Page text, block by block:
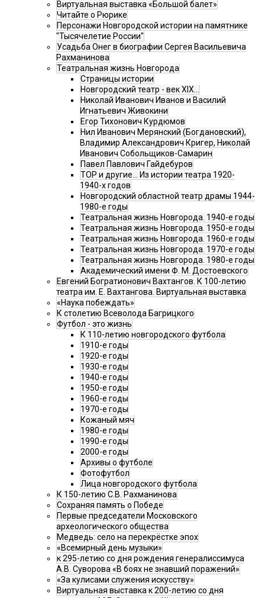
Виртуальная выставка «Большой балет»
Читайте о Рюрике
Персонажи Новгородской истории на памятнике
"Тысячелетие России"
Усадьба Онег в биографии Сергея Васильевича
Рахманинова
Театральная жизнь Новгорода
Страницы истории
Новгородский театр - век XIX…
Николай Иванович Иванов и Василий
Игнатьевич Живокини
Егор Тихонович Курдюмов
Нил Иванович Мерянский (Богдановский),
Владимир Александрович Кригер, Николай
Иванович Собольщиков-Самарин
Павел Павлович Гайдебуров
ТОР и другие… Из истории театра 1920-
1940-х годов
Новгородский областной театр драмы 1944-
1980-е годы
Театральная жизнь Новгорода. 1940-е годы
Театральная жизнь Новгорода. 1950-е годы
Театральная жизнь Новгорода. 1960-е годы
Театральная жизнь Новгорода. 1970-е годы
Театральная жизнь Новгорода. 1980-е годы
Академический имени Ф. М. Достоевского
Евгений Богратионович Вахтангов. К 100-летию
театра им. Е. Вахтангова. Виртуальная выставка
«Наука побеждать»
К столетию Всеволода Багрицкого
Футбол - это жизнь
К 110-летию новгородского футбола
1910-е годы
1920-е годы
1930-е годы
1940-е годы
1950-е годы
1960-е годы
1970-е годы
Кожаный мяч
1980-е годы
1990-е годы
2000-е годы
Архивы о футболе
Фотофутбол
Лица новгородского футбола
К 150-летию С.В. Рахманинова
Сохраняя память о Победе
Первые председатели Московского
археологического общества
Медведь: село на перекрёстке эпох
«Всемирный день музыки»
к 295-летию со дня рождения генералиссимуса
А.В. Суворова «В боях не знавший поражений»
«За кулисами служения искусству»
Виртуальная выставка к 200-летию со дня